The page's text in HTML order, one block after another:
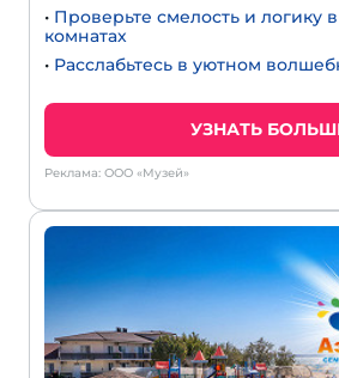
• Проверьте смелость и логику
комнатах
• Расслабьтесь в уютном
УЗНАТЬ
Реклама: ООО «Музей»